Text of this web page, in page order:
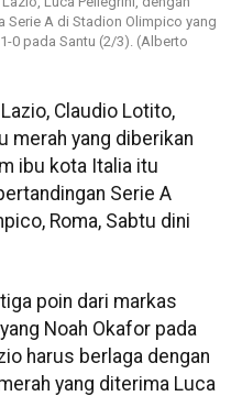
Serie A di Stadion Olimpico yang
0 pada Santu (2/3). (Alberto
Claudio Lotito,
merah yang diberikan
ibu kota Italia itu
Serie A
Roma, Sabtu dini
poin dari markas
Noah Okafor pada
harus berlaga dengan
yang diterima Luca